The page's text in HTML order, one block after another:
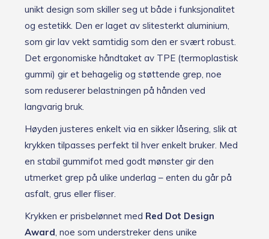
unikt design som skiller seg ut både i funksjonalitet
og estetikk. Den er laget av slitesterkt aluminium,
som gir lav vekt samtidig som den er svært robust.
Det ergonomiske håndtaket av TPE (termoplastisk
gummi) gir et behagelig og støttende grep, noe
som reduserer belastningen på hånden ved
langvarig bruk.
Høyden justeres enkelt via en sikker låsering, slik at
krykken tilpasses perfekt til hver enkelt bruker. Med
en stabil gummifot med godt mønster gir den
utmerket grep på ulike underlag – enten du går på
asfalt, grus eller fliser.
Krykken er prisbelønnet med Red Dot Design
Award, noe som understreker dens unike